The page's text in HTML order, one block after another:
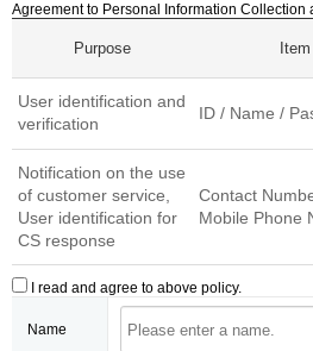
Agreement to Personal Information Collection
Purpose Item
User identification and
verification
ID / Name /
Notification on the use
of customer service,
User identification for
CS response
Contact
Mobile Phone
I read and agree to above policy.
Name